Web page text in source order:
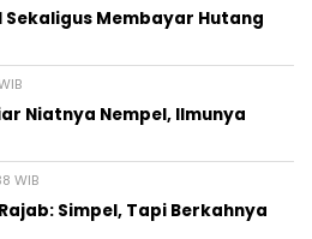
Sekaligus Membayar Hutang
Niatnya Nempel, Ilmunya
WIB
Simpel, Tapi Berkahnya